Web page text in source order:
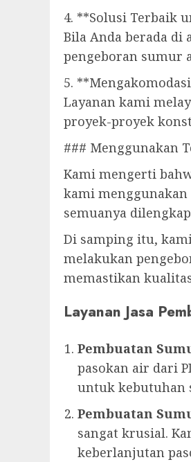
4. **Solusi Terbaik
Bila Anda berada di
pengeboran sumur
5.
Layanan kami
proyek-proyek
### Menggunakan
Kami mengerti
kami
semuanya
Di samping itu,
melakukan
memastikan
Layanan Jasa
Pembuatan
pasokan air dari
untuk kebutuhan
Pembuatan
sangat krusial.
keberlanjutan